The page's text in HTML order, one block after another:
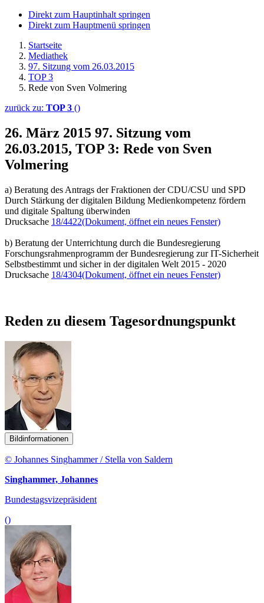
Direkt zum Hauptinhalt springen
Direkt zum Hauptmenü springen
Startseite
Mediathek
97. Sitzung vom 26.03.2015
TOP 3
Rede von Sven Volmering
zurück zu: TOP 3 ()
26. März 2015 97. Sitzung vom
26.03.2015, TOP 3: Rede von Sven
Volmering
a) Beratung des Antrags der Fraktionen der CDU/CSU und SPD
Durch Stärkung der digitalen Bildung Medienkompetenz fördern
und digitale Spaltung überwinden
Drucksache 18/4422(Dokument, öffnet ein neues Fenster)
b) Beratung der Unterrichtung durch die Bundesregierung
Forschungsrahmenprogramm der Bundesregierung zur IT-Sicherheit
Selbstbestimmt und sicher in der digitalen Welt 2015 - 2020
Drucksache 18/4304(Dokument, öffnet ein neues Fenster)
Reden zu diesem Tagesordnungspunkt
Bildinformationen
© Johannes Singhammer / Stella von Saldern
Singhammer, Johannes
Bundestagsvizepräsident
()